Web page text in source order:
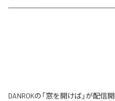
DANROKの「窓を開けば」が配